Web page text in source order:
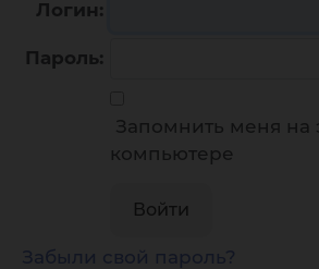
Логин:
Пароль:
Запомнить меня на
компьютере
Забыли свой пароль?